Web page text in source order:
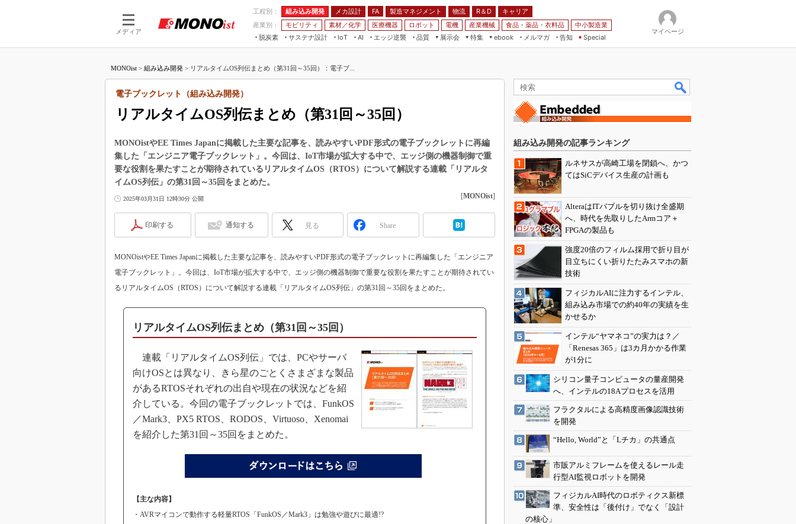
メディア
工程別： 組み込み開発 メカ設計 FA 製造マネジメント 物流 R＆D
キャリア
産業別：
モビリティ 素材／化学 医療機器 ロボット 電機 産業機械 食品・薬品・衣料品
中小製造業
脱炭素
サステナ設計
IoT
つながる工場
つながるサービス
AI
AI×設備保全
エッジ逆襲 品質
展示会
JIMTOF
IIFES
ジャパンモビリティショー
TECHNO-FRONTIER
EdgeTech+
AUTOMOTIVE WORLD
産業オープンネット展
特集
つながるクルマ
VR／AR
フィールドサービス
FPGA
組み込み画像技術
車載ソフト開発
ISO26262
3Dプリンタ
デジタルツインとCAE
S＆OP
製造業ビッグデータ
メイドインジャパン
植物工場
グローバル設計・開発
制御セキュリティ
ebook
モビリティ
素材／化学
メルマガ
告知 Special
マイページ
MONOist > 組み込み開発 > リアルタイムOS列伝まとめ（第31回～35回）：電子ブ...
リアルタイムOS列伝まとめ（第31回～35回）
電子ブックレット（組み込み開発）
MONOistやEE Times Japanに掲載した主要な記事を、読みやすいPDF形式の電子ブックレットに再編
集した「エンジニア電子ブックレット」。今回は、IoT市場が拡大する中で、エッジ側の機器制御で重
要な役割を果たすことが期待されているリアルタイムOS（RTOS）について解説する連載「リアルタ
イムOS列伝」の第31回～35回をまとめた。
2025年03月31日 12時30分 公開 [MONOist]
印刷する 通知する 見る Share
MONOistやEE Times Japanに掲載した主要な記事を、読みやすいPDF形式の電子ブックレットに再編集した「エンジニア
電子ブックレット」。今回は、IoT市場が拡大する中で、エッジ側の機器制御で重要な役割を果たすことが期待されてい
るリアルタイムOS（RTOS）について解説する連載「リアルタイムOS列伝」の第31回～35回をまとめた。
リアルタイムOS列伝まとめ（第31回～35回）
連載「リアルタイムOS列伝」では、PCやサーバ
向けOSとは異なり、きら星のごとくさまざまな製品
があるRTOSそれぞれの出自や現在の状況などを紹
介している。今回の電子ブックレットでは、FunkOS
／Mark3、PX5 RTOS、RODOS、Virtuoso、Xenomai
を紹介した第31回～35回をまとめた。
【主な内容】
・AVRマイコンで動作する軽量RTOS「FunkOS／Mark3」は勉強や遊びに最適!?
組み込み開発の記事ランキング
ルネサスが高崎工場を閉鎖へ、かつ
てはSiCデバイス生産の計画も
AlteraはITバブルを切り抜け全盛期
へ、時代を先取りしたArmコア＋
FPGAの製品も
強度20倍のフィルム採用で折り目が
目立ちにくい折りたたみスマホの新
技術
フィジカルAIに注力するインテル、
組み込み市場での約40年の実績を生
かせるか
インテル“ヤマネコ”の実力は？／
「Renesas 365」は3カ月かかる作業
が1分に
シリコン量子コンピュータの量産開発
へ、インテルの18Aプロセスを活用
フラクタルによる高精度画像認識技術
を開発
“Hello, World”と「Lチカ」の共通点
市販アルミフレームを使えるレール走
行型AI監視ロボットを開発
フィジカルAI時代のロボティクス新標
準、安全性は「後付け」でなく「設計
の核心」